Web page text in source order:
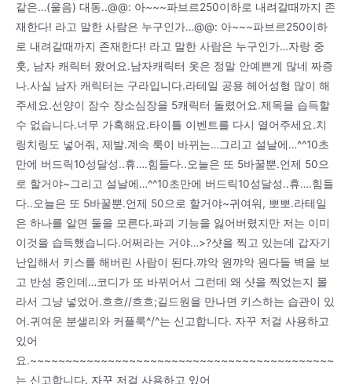
같은…(울음) 대동..@@: 아~~~파브르250이하로 내려갈때까지 존
재한다! 라고 말한 사람은 누구인가…@@: 아~~~파브르250이하
로 내려갈때까지 존재한다! 라고 말한 사람은 누구인가…자랑 중
훗, 남자 캐릭터 왔어요.남자캐릭터 옷은 정말 안예쁜게 많네 짜증
나.사실 남자 캐릭터는 구라입니다.라테일 공용 헤어성형 많이 해
주세요.선양이 잠수 장소심장을 5캐릭터 돌렸어요.제목을 습득할
수 없습니다.너무 가혹해요.타이틀 이벤트를 다시 열어주세요.치
링치링도 넣어줘, 제발.계속 룩이 바뀌는…그리고 설날에…^^10초
만에 버드릭10성달성..휴….힘들다..오늘은 또 5바꿀뿐.언제 50으
로 할거야~그리고 설날에…^^10초만에 버드릭10성달성..휴….힘들
다..오늘은 또 5바꿀뿐.언제 50으로 할거야~귀여워, 뽀뽀.라테일
은 하나를 알면 둘을 모른다.파괴 기능을 잃어버렸지만 저는 이미
이것을 습득했습니다.어쩌라는 거야…>?샷을 찍고 있는데 갑자기
난입해서 키스를 해버린 사람이 된다.꺄악 원꺄악 원다들 벽을 보
고 반성 중인데…코디가 또 바뀌어서 그런데 왜 샷을 찍었는지 몰
라서 그냥 넣었어.흐흐//흐흐;길드원을 만나면 키스하는 습관이 있
어.귀여운 분샐리와 커플룩^/^는 신고합니다. 자꾸 저걸 사용하고
있어
요.~~~~~~~~~~~~~~~~~~~~~~~~~~~~~~~~~~~~~~~~~~~
는 신고합니다. 자꾸 저걸 사용하고 있어